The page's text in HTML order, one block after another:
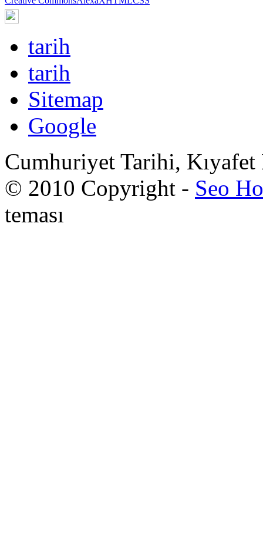
tarih
tarih
Sitemap
Google
Cumhuriyet Tarihi,
© 2010 Copyright - Seo
teması